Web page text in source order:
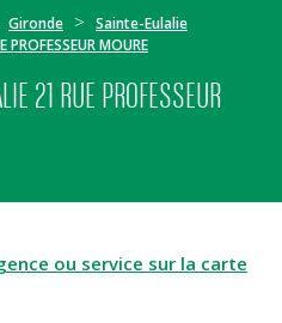
Gironde
Sainte-Eulalie
MOURE
21 RUE PROFESSEUR
ou service sur la carte